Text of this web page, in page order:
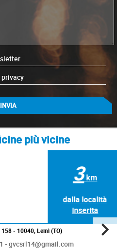
più vicine
3km
dalla località
inserita
- 10040, Leinì (TO)
gvcsrl14@gmail.com